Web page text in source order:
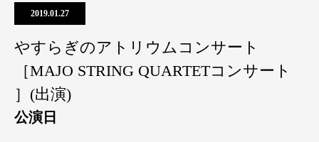
2019.01.27
やすらぎのアトリウムコンサート
［MAJO STRING QUARTETコンサート
］(出演)
公演日